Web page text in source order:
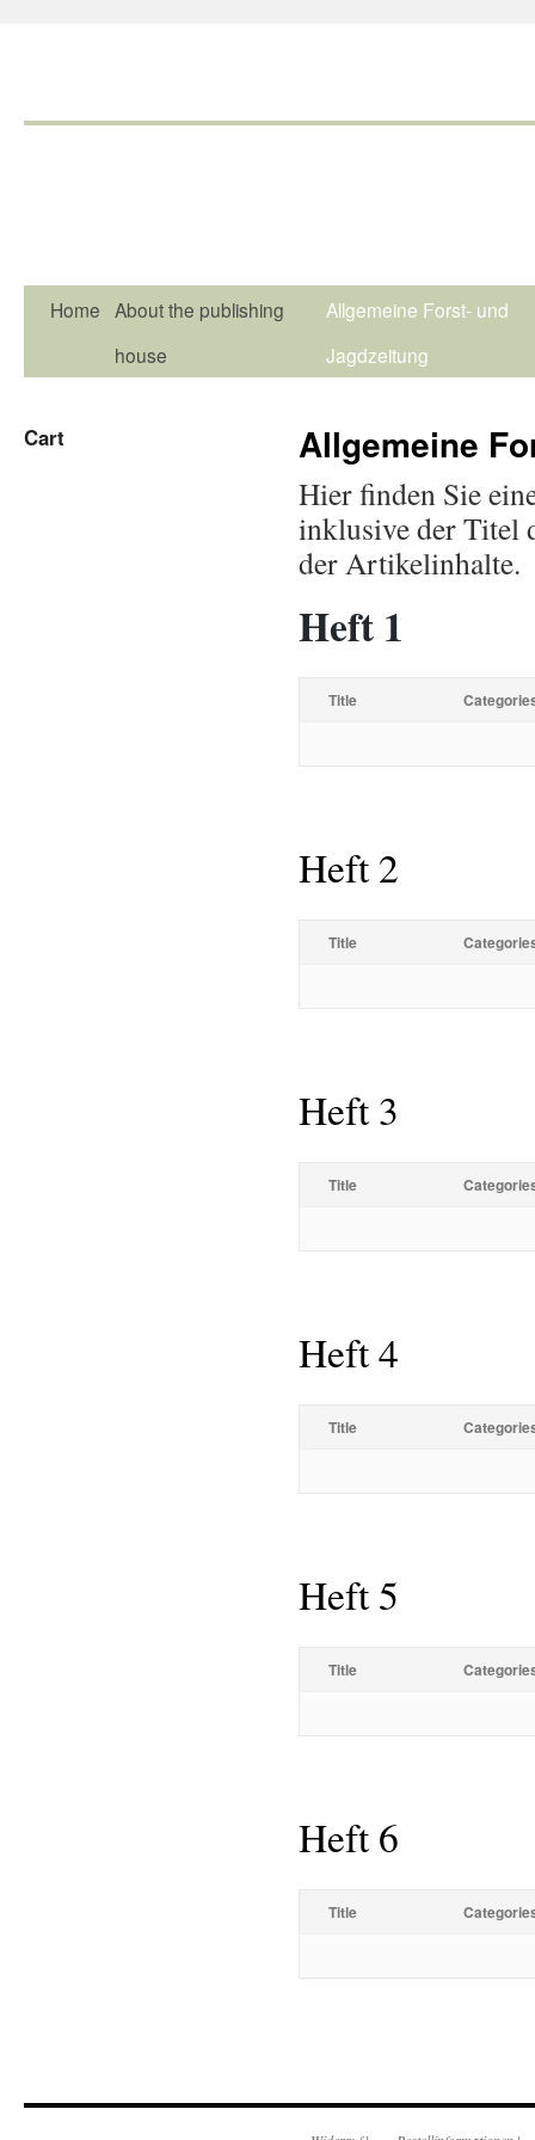
Home About the publishing
house
Allgemeine Forst- und
Jagdzeitung
Allgemeine
Hier finden Sie
inklusive der Titel
der Artikelinhalte.
Heft 1
Title
Heft 2
Title
Heft 3
Title
Heft 4
Title
Heft 5
Title
Heft 6
Title
Cart